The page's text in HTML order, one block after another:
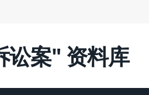
讼案" 资料库